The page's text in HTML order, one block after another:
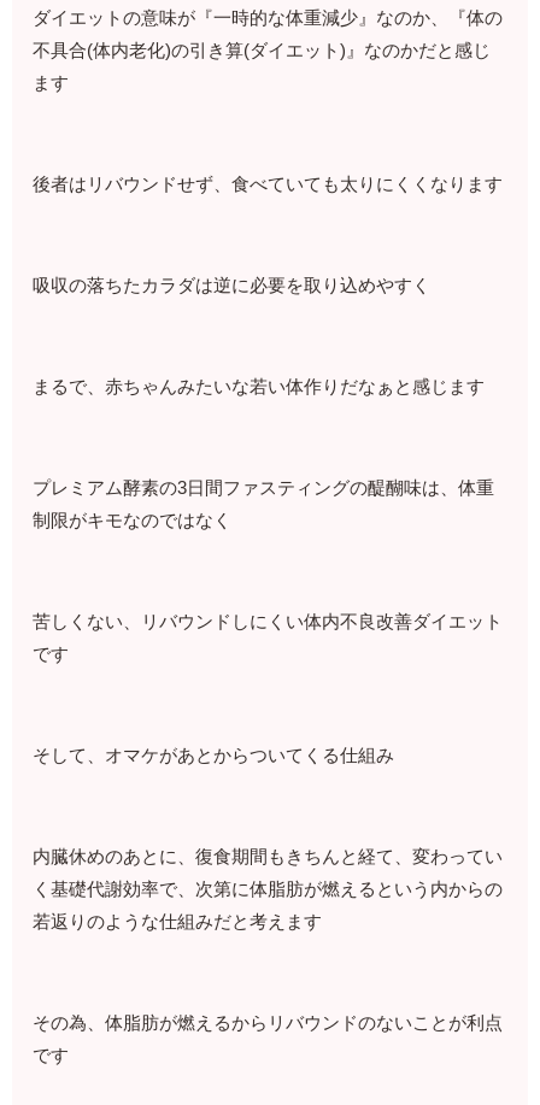
ダイエットの意味が『一時的な体重減少』なのか、『体の
不具合(体内老化)の引き算(ダイエット)』なのかだと感じ
ます
後者はリバウンドせず、食べていても太りにくくなります
吸収の落ちたカラダは逆に必要を取り込めやすく
まるで、赤ちゃんみたいな若い体作りだなぁと感じます
プレミアム酵素の3日間ファスティングの醍醐味は、体重
制限がキモなのではなく
苦しくない、リバウンドしにくい体内不良改善ダイエット
です
そして、オマケがあとからついてくる仕組み
内臓休めのあとに、復食期間もきちんと経て、変わってい
く基礎代謝効率で、次第に体脂肪が燃えるという内からの
若返りのような仕組みだと考えます
その為、体脂肪が燃えるからリバウンドのないことが利点
です